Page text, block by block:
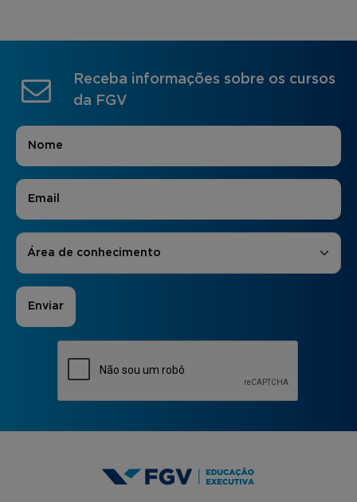
Receba informações sobre os cursos
da FGV
Nome
E-mail
Áreas de Interesse
Área de conhecimento